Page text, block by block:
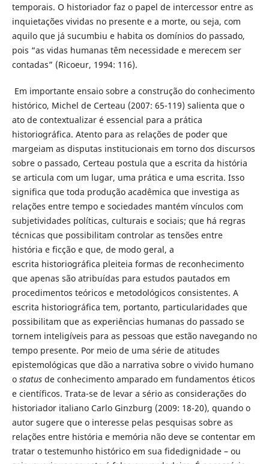
temporais. O historiador faz o papel de intercessor entre as
inquietações vividas no presente e a morte, ou seja, com
aquilo que já sucumbiu e habita os domínios do passado,
pois “as vidas humanas têm necessidade e merecem ser
contadas” (Ricoeur, 1994: 116).
Em importante ensaio sobre a construção do conhecimento
histórico, Michel de Certeau (2007: 65-119) salienta que o
ato de contextualizar é essencial para a prática
historiográfica. Atento para as relações de poder que
margeiam as disputas institucionais em torno dos discursos
sobre o passado, Certeau postula que a escrita da história
se articula com um lugar, uma prática e uma escrita. Isso
significa que toda produção acadêmica que investiga as
relações entre tempo e sociedades mantém vínculos com
subjetividades políticas, culturais e sociais; que há regras
técnicas que possibilitam controlar as tensões entre
história e ficção e que, de modo geral, a
escrita historiográfica pleiteia formas de reconhecimento
que apenas são atribuídas para estudos pautados em
procedimentos teóricos e metodológicos consistentes. A
escrita historiográfica tem, portanto, particularidades que
possibilitam que as experiências humanas do passado se
tornem inteligíveis para as pessoas que estão navegando no
tempo presente. Por meio de uma série de atitudes
epistemológicas que dão a narrativa sobre o vivido humano
o statusde conhecimento amparado em fundamentos éticos
e científicos. Trata-se de levar a sério as considerações do
historiador italiano Carlo Ginzburg (2009: 18-20), quando o
autor sugere que o interesse pelas pesquisas sobre as
relações entre história e memória não deve se contentar em
tratar o testemunho histórico em sua fidedignidade – ou